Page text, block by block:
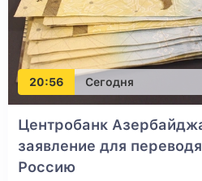
20:56 Сегодня
Центробанк
заявление для
Россию